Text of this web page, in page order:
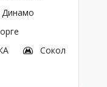
Динамо
Сокол